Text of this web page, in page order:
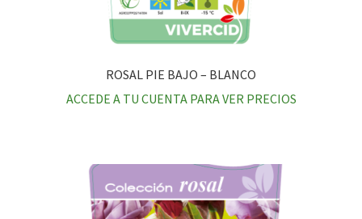
ROSAL PIE BAJO – BLANCO
ACCEDE A TU CUENTA PARA VER PRECIOS